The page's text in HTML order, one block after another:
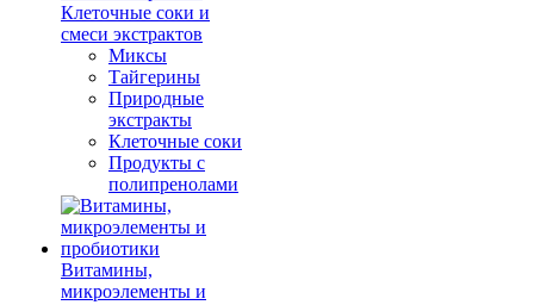
Клеточные соки и
смеси экстрактов
Миксы
Тайгерины
Природные
экстракты
Клеточные соки
Продукты с
полипренолами
Витамины,
микроэлементы и